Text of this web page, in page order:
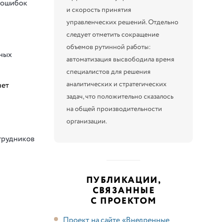
и скорость принятия
управленческих решений. Отдельно
следует отметить сокращение
объемов рутинной работы:
автоматизация высвободила время
специалистов для решения
аналитических и стратегических
задач, что положительно сказалось
на общей производительности
организации.
ПУБЛИКАЦИИ,
СВЯЗАННЫЕ
С ПРОЕКТОМ